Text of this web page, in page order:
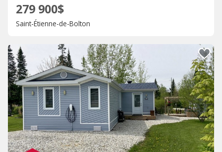
279 900$
Saint-Étienne-de-Bolton